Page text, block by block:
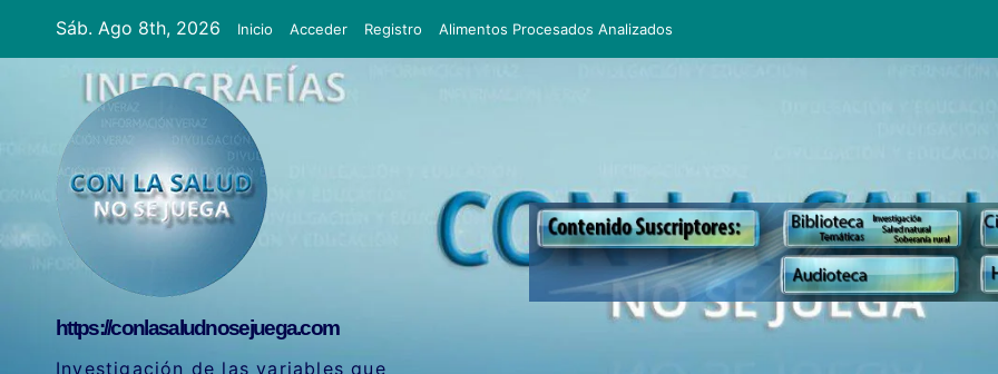
contenido
Sáb. Ago 8th, 2026 Inicio Acceder Registro Alimentos Procesados Analizados
https://conlasaludnosejuega.com
Investigación de las variables que